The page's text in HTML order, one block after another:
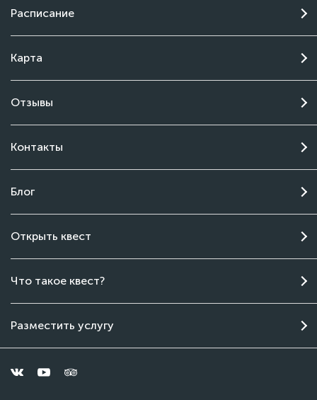
Расписание
Карта
Отзывы
Контакты
Блог
Открыть квест
Что такое квест?
Разместить услугу
Онлайн